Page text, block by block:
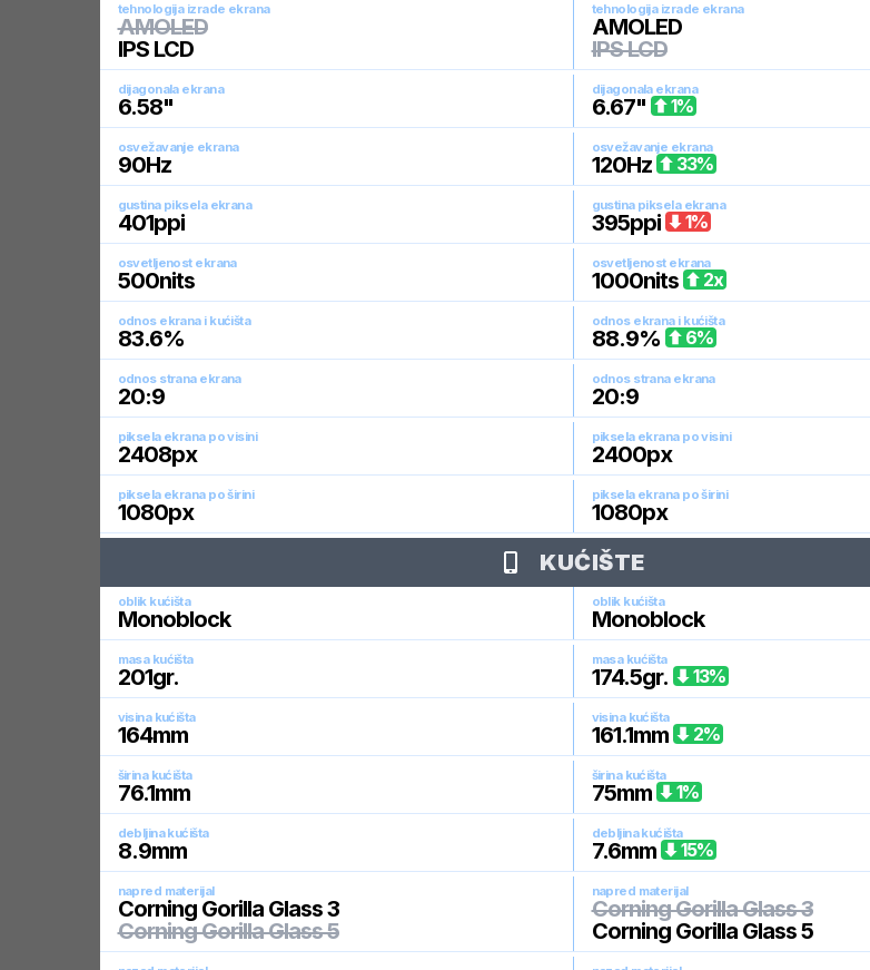
tehnologija izrade ekrana
AMOLED
IPS LCD
tehnologija izrade ekrana
AMOLED
IPS LCD
dijagonala ekrana
6.58"
dijagonala ekrana
6.67" 1%
osvežavanje ekrana
90Hz
osvežavanje ekrana
120Hz 33%
gustina piksela ekrana
401ppi
gustina piksela ekrana
395ppi 1%
osvetljenost ekrana
500nits
osvetljenost ekrana
1000nits 2x
odnos ekrana i kućišta
83.6%
odnos ekrana i kućišta
88.9% 6%
odnos strana ekrana
20:9
odnos strana ekrana
20:9
piksela ekrana po visini
2408px
piksela ekrana po visini
2400px
piksela ekrana po širini
1080px
piksela ekrana po širini
1080px
KUĆIŠTE
oblik kućišta
Monoblock
oblik kućišta
Monoblock
masa kućišta
201gr.
masa kućišta
174.5gr. 13%
visina kućišta
164mm
visina kućišta
161.1mm 2%
širina kućišta
76.1mm
širina kućišta
75mm 1%
debljina kućišta
8.9mm
debljina kućišta
7.6mm 15%
napred materijal
Corning Gorilla Glass 3
Corning Gorilla Glass 5
napred materijal
Corning Gorilla Glass 3
Corning Gorilla Glass 5